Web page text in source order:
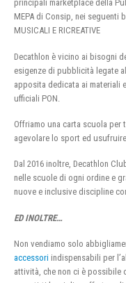
principali marketplace della
MEPA di Consip, nei seguenti
MUSICALI E RICREATIVE
Decathlon è vicino ai bisogni
esigenze di pubblicità legate
apposita dedicata ai materiali
ufficiali PON.
Offriamo una carta scuola
agevolare lo sport ed
Dal 2016 inoltre, Decathlon
nelle scuole di ogni ordine e
nuove e inclusive discipline
ED INOLTRE…
Non vendiamo solo
accessori indispensabili per
attività, che non ci è possibile